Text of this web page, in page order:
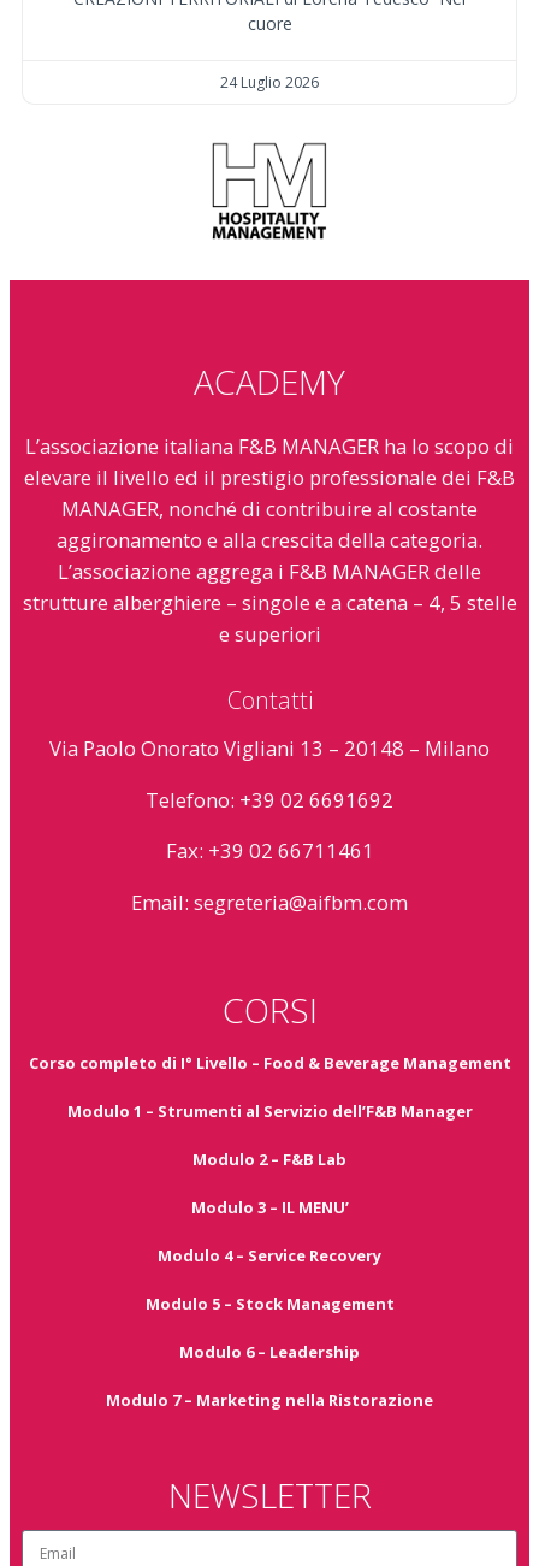
cuore
24 Luglio 2026
ACADEMY
L’associazione italiana F&B MANAGER ha lo scopo di
elevare il livello ed il prestigio professionale dei F&B
MANAGER, nonché di contribuire al costante
aggironamento e alla crescita della categoria.
L’associazione aggrega i F&B MANAGER delle
strutture alberghiere – singole e a catena – 4, 5 stelle
e superiori
Contatti
Via Paolo Onorato Vigliani 13 – 20148 – Milano
Telefono: +39 02 6691692
Fax: +39 02 66711461
Email: segreteria@aifbm.com
CORSI
Corso completo di I° Livello – Food & Beverage Management
Modulo 1 – Strumenti al Servizio dell’F&B Manager
Modulo 2 – F&B Lab
Modulo 3 – IL MENU’
Modulo 4 – Service Recovery
Modulo 5 – Stock Management
Modulo 6 – Leadership
Modulo 7 – Marketing nella Ristorazione
NEWSLETTER